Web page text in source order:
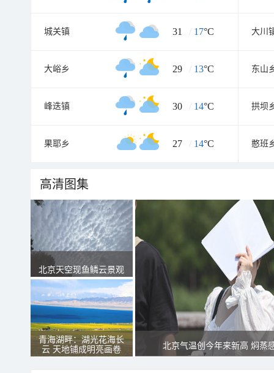
城关镇 31 / 17°C 大川
大峪乡 29 / 13°C 东山
峰迭镇 30 / 14°C 拱坝
果耶乡 27 / 14°C 憨班
高清图集
北京天空现鱼鳞云景观
青海湖畔：湖光花海长
云 天地铺成明亮画卷
北京气温创今年来新高 焖蒸